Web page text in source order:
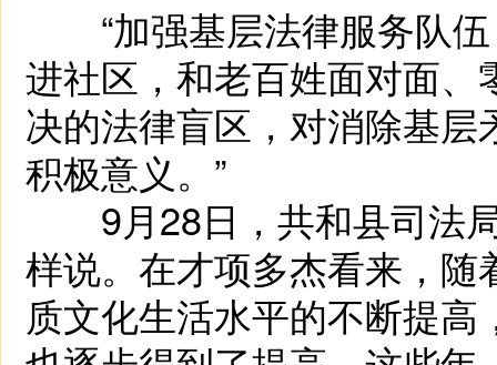
“加强基层法律服务队伍
进社区，和老百姓面对面
决的法律盲区，对消除基
积极意义。”
9月28日，共和县司法局
样说。在才项多杰看来，
质文化生活水平的不断提